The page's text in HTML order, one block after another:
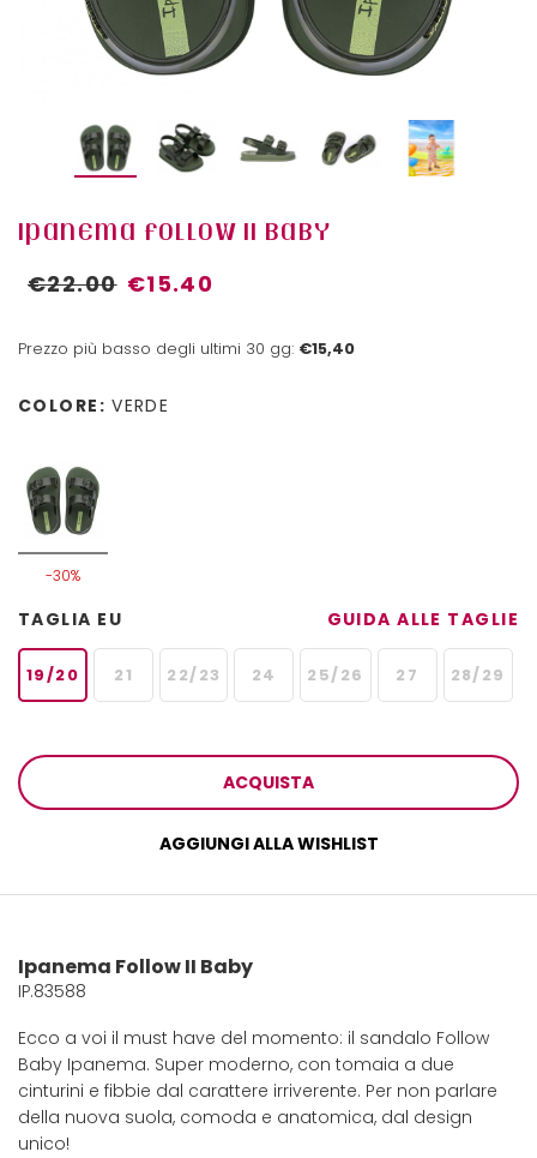
IPANEMA FOLLOW II BABY
€22.00 €15.40
Prezzo più basso degli ultimi 30 gg: €15,40
COLORE: VERDE
-30%
TAGLIA EU GUIDA ALLE TAGLIE
19/20 21 22/23 24 25/26 27 28/29
ACQUISTA
AGGIUNGI ALLA WISHLIST
Ipanema Follow II Baby
IP.83588
Ecco a voi il must have del momento: il sandalo Follow
Baby Ipanema. Super moderno, con tomaia a due
cinturini e fibbie dal carattere irriverente. Per non parlare
della nuova suola, comoda e anatomica, dal design
unico!